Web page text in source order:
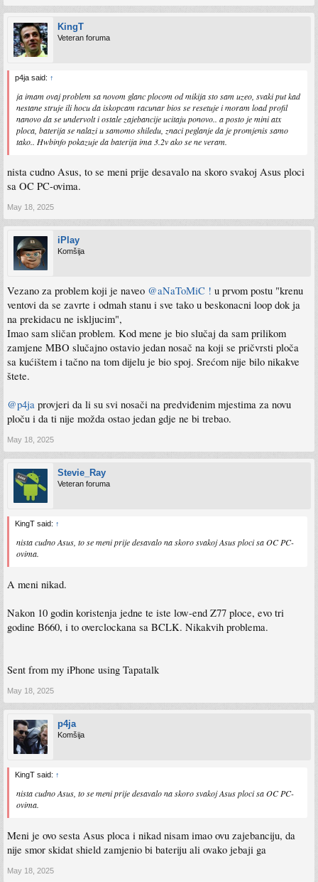
KingT
Veteran foruma
p4ja said: ↑
ja imam ovaj problem sa novom glanc plocom od mikija sto sam uzeo, svaki put kad
nestane struje ili hocu da iskopcam racunar bios se resetuje i moram load profil
nanovo da se undervolt i ostale zajebancije ucitaju ponovo.. a posto je mini atx
ploca, baterija se nalazi u samomo shiledu, znaci peglanje da je promjenis samo
tako.. Hwbinfo pokazuje da baterija ima 3.2v ako se ne veram.
nista cudno Asus, to se meni prije desavalo na skoro svakoj Asus ploci
sa OC PC-ovima.
May 18, 2025
iPlay
Komšija
Vezano za problem koji je naveo @aNaToMiC ! u prvom postu "krenu
ventovi da se zavrte i odmah stanu i sve tako u beskonacni loop dok ja
na prekidacu ne iskljucim",
Imao sam sličan problem. Kod mene je bio slučaj da sam prilikom
zamjene MBO slučajno ostavio jedan nosač na koji se pričvrsti ploča
sa kućištem i tačno na tom dijelu je bio spoj. Srećom nije bilo nikakve
štete.
@p4ja provjeri da li su svi nosači na predviđenim mjestima za novu
ploču i da ti nije možda ostao jedan gdje ne bi trebao.
May 18, 2025
Stevie_Ray
Veteran foruma
KingT said: ↑
nista cudno Asus, to se meni prije desavalo na skoro svakoj Asus ploci sa OC PC-
ovima.
A meni nikad.
Nakon 10 godin koristenja jedne te iste low-end Z77 ploce, evo tri
godine B660, i to overclockana sa BCLK. Nikakvih problema.
Sent from my iPhone using Tapatalk
May 18, 2025
p4ja
Komšija
KingT said: ↑
nista cudno Asus, to se meni prije desavalo na skoro svakoj Asus ploci sa OC PC-
ovima.
Meni je ovo sesta Asus ploca i nikad nisam imao ovu zajebanciju, da
nije smor skidat shield zamjenio bi bateriju ali ovako jebaji ga
May 18, 2025